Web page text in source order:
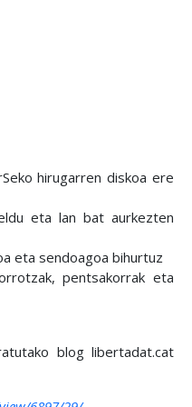
hirugarren diskoa ere
eta lan bat aurkezten
eta sendoagoa bihurtuz
pentsakorrak eta
blog libertadat.cat